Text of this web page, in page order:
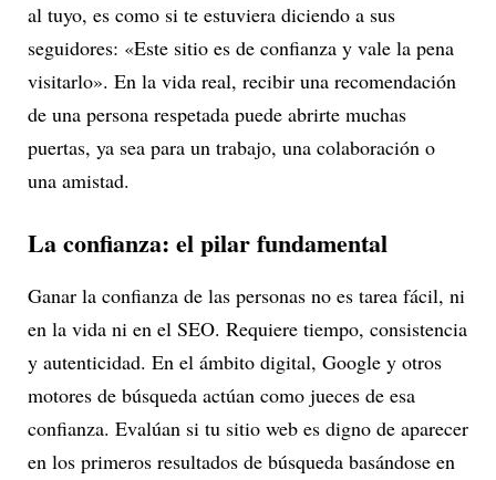
al tuyo, es como si te estuviera diciendo a sus
seguidores: «Este sitio es de confianza y vale la pena
visitarlo». En la vida real, recibir una recomendación
de una persona respetada puede abrirte muchas
puertas, ya sea para un trabajo, una colaboración o
una amistad.
La confianza: el pilar fundamental
Ganar la confianza de las personas no es tarea fácil, ni
en la vida ni en el SEO. Requiere tiempo, consistencia
y autenticidad. En el ámbito digital, Google y otros
motores de búsqueda actúan como jueces de esa
confianza. Evalúan si tu sitio web es digno de aparecer
en los primeros resultados de búsqueda basándose en